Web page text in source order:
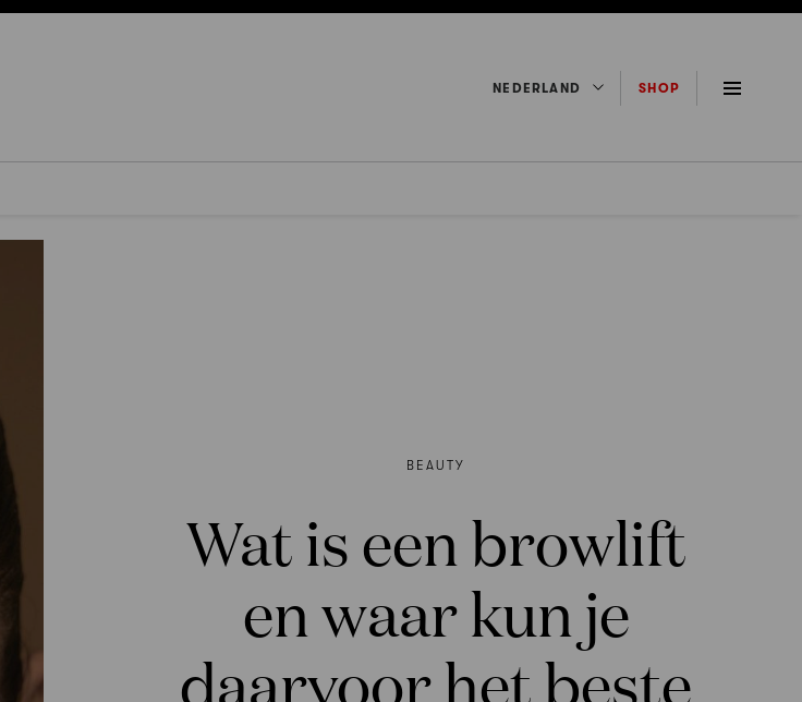
NEDERLAND SHOP
BEAUTY
Wat is een browlift
en waar kun je
daarvoor het beste